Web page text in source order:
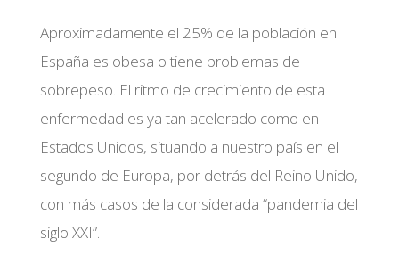
Aproximadamente el 25% de la población en
España es obesa o tiene problemas de
sobrepeso. El ritmo de crecimiento de esta
enfermedad es ya tan acelerado como en
Estados Unidos, situando a nuestro país en el
segundo de Europa, por detrás del Reino Unido,
con más casos de la considerada “pandemia del
siglo XXI”.